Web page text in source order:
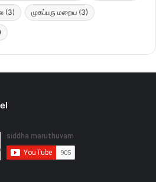
(3) முகப்பரு மறைய (3)